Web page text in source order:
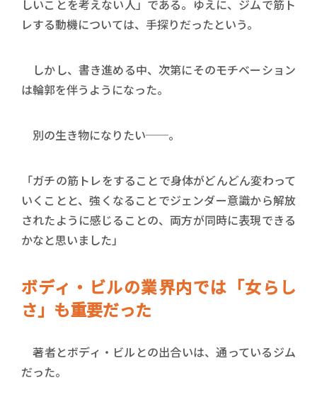
しいことを考えない人」である。ゆえに、ジムで筋ト
レする動機については、手探りだったという。
しかし、書き進める中、次第にそのモチベーション
は輪郭を伴うようになった。
別の生き物になりたい──。
「ガチの筋トレをすることで身体がどんどん変わって
いくことと、強くなることでジェンダー意識から解放
されたように感じることの、両方が同時に表現できる
かなと思いました」
ボディ・ビルの業界内では「女らし
さ」も重要だった
著者とボディ・ビルとの出合いは、通っているジム
だった。